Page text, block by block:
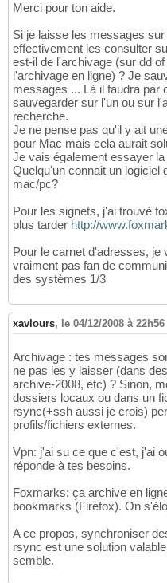
Merci pour ton aide.
Si je laisse les messages
effectivement les consulter
est-il de l'archivage (sur dd
l'archivage en ligne) ? Je
messages ... Là il faudra par
sauvegarder sur l'un ou sur
recherche.
Je ne pense pas qu'il y ait
pour Mac mais cela aurait
Je vais également essayer
Quelqu'un connait un logiciel
mac/pc?
Pour les signets, j'ai trouvé
plus tarder http://
Pour le carnet d'adresses,
vraiment pas fan de
des systèmes 1/3
xavlours, le 04/12/2008 à 22h56
Archivage : tes messages
ne pas les y laisser (dans
archive-2008, etc) ? Sinon,
dossiers locaux ou dans un
rsync(+ssh aussi je crois)
profils/fichiers externes.
Vpn: j'ai su ce que c'est, j'ai
réponde à tes besoins.
Foxmarks: ça archive en
bookmarks (Firefox). On
A ce propos, synchroniser
rsync est une solution
semble.